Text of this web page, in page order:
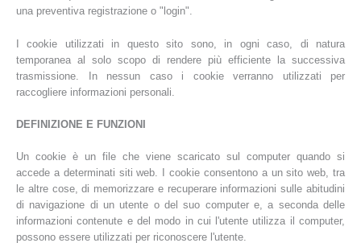
una preventiva registrazione o "login".
I cookie utilizzati in questo sito sono, in ogni caso, di natura
temporanea al solo scopo di rendere più efficiente la successiva
trasmissione. In nessun caso i cookie verranno utilizzati per
raccogliere informazioni personali.
DEFINIZIONE E FUNZIONI
Un cookie è un file che viene scaricato sul computer quando si
accede a determinati siti web. I cookie consentono a un sito web, tra
le altre cose, di memorizzare e recuperare informazioni sulle abitudini
di navigazione di un utente o del suo computer e, a seconda delle
informazioni contenute e del modo in cui l'utente utilizza il computer,
possono essere utilizzati per riconoscere l'utente.